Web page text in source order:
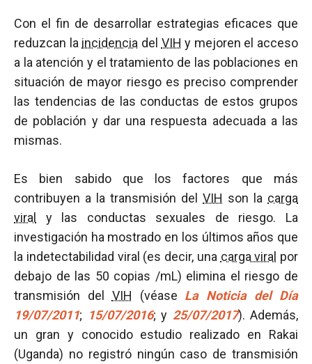
Con el fin de desarrollar estrategias eficaces que
reduzcan la incidencia del VIH y mejoren el acceso
a la atención y el tratamiento de las poblaciones en
situación de mayor riesgo es preciso comprender
las tendencias de las conductas de estos grupos
de población y dar una respuesta adecuada a las
mismas.
Es bien sabido que los factores que más
contribuyen a la transmisión del VIH son la carga
viral
y las conductas sexuales de riesgo. La
investigación ha mostrado en los últimos años que
la indetectabilidad viral (es decir, una carga viral por
debajo de las 50 copias /mL) elimina el riesgo de
transmisión del VIH (véase La Noticia del Día
19/07/2011; 15/07/2016; y 25/07/2017). Además,
un gran y conocido estudio realizado en Rakai
(Uganda) no registró ningún caso de transmisión